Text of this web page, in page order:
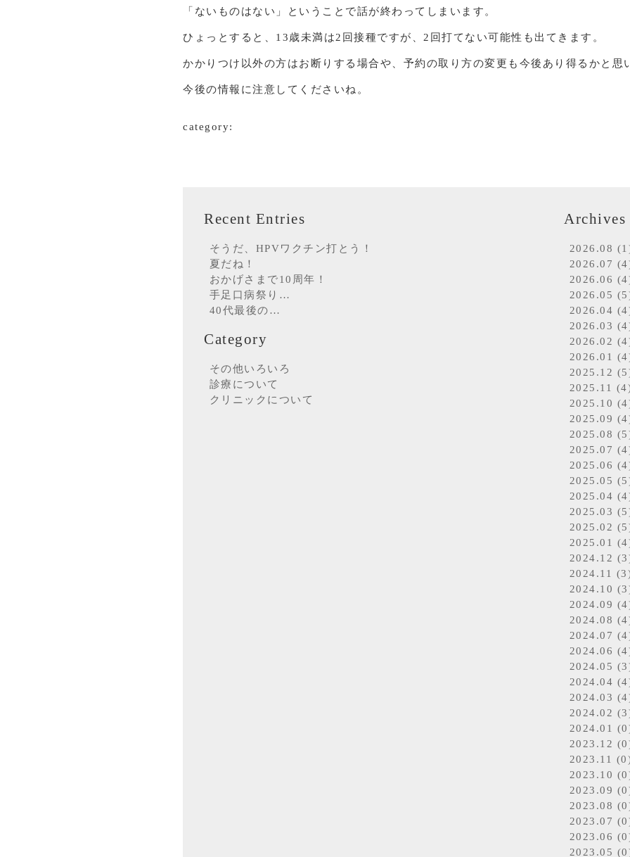
「ないものはない」ということで話が終わってしまいます。
ひょっとすると、13歳未満は2回接種ですが、2回打てない可能性も出てきます。
かかりつけ以外の方はお断りする場合や、予約の取り方の変更も今後あり得るかと思
今後の情報に注意してくださいね。
category:
Recent Entries
そうだ、HPVワクチン打とう！
夏だね！
おかげさまで10周年！
手足口病祭り…
40代最後の…
Category
その他いろいろ
診療について
クリニックについて
Archives
2026.08
2026.07
2026.06
2026.05
2026.04
2026.03
2026.02
2026.01
2025.12
2025.11
2025.10
2025.09
2025.08
2025.07
2025.06
2025.05
2025.04
2025.03
2025.02
2025.01
2024.12
2024.11
2024.10
2024.09
2024.08
2024.07
2024.06
2024.05
2024.04
2024.03
2024.02
2024.01
2023.12
2023.11
2023.10
2023.09
2023.08
2023.07
2023.06
2023.05